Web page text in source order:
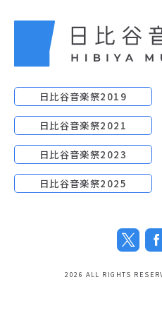
日比谷音楽祭2019
日比谷音楽祭2021
日比谷音楽祭2023
日比谷音楽祭2025
2026 ALL RIGHTS